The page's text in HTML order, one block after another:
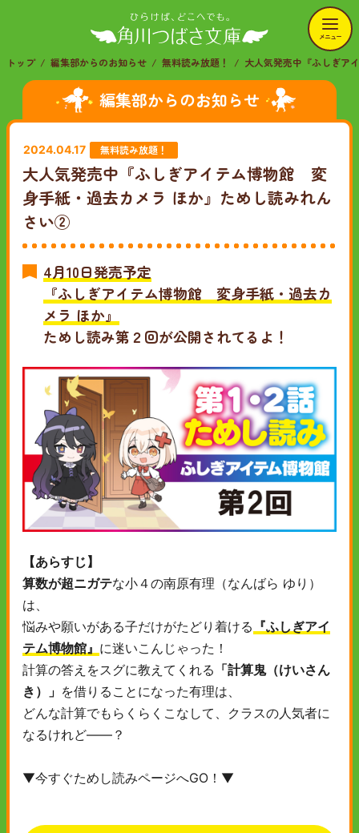
メニュー
トップ 編集部からのお知らせ 無料読み放題！ 大人気発売中『ふしぎア
編集部からのお知らせ
2024.04.17 無料読み放題！
大人気発売中『ふしぎアイテム博物館 変
身手紙・過去カメラ ほか』ためし読みれん
さい②
4月10日発売予定
『ふしぎアイテム博物館 変身手紙・過去カ
メラ ほか』
ためし読み第２回が公開されてるよ！
【あらすじ】
算数が超ニガテな小４の南原有理（なんばら ゆり）
は、
悩みや願いがある子だけがたどり着ける 『ふしぎアイ
テム博物館』 に迷いこんじゃった！
計算の答えをスグに教えてくれる 「計算鬼（けいさん
き）」 を借りることになった有理は、
どんな計算でもらくらくこなして、クラスの人気者に
なるけれど――？
▼今すぐためし読みページへGO！▼